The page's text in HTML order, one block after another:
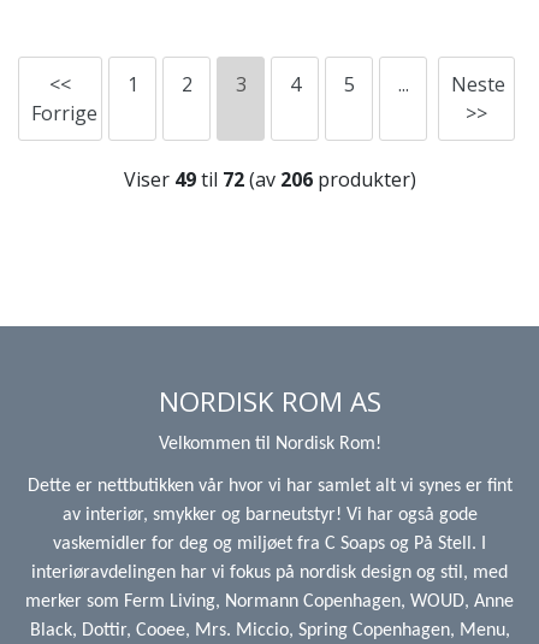
<<
Forrige
1 2 3 4 5 ...
Neste
>>
Viser 49til 72(av 206produkter)
NORDISK ROM AS
Velkommen til Nordisk Rom!
Dette er nettbutikken vår hvor vi har samlet alt vi synes er fint
av interiør, smykker og barneutstyr! Vi har også gode
vaskemidler for deg og miljøet fra C Soaps og På Stell. I
interiøravdelingen har vi fokus på nordisk design og stil, med
merker som Ferm Living, Normann Copenhagen, WOUD, Anne
Black, Dottir, Cooee, Mrs. Miccio, Spring Copenhagen, Menu,